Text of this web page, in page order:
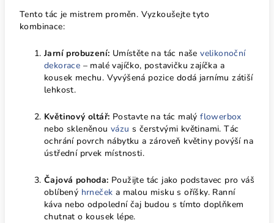
Tento tác je mistrem proměn. Vyzkoušejte tyto
kombinace:
Jarní probuzení: Umístěte na tác naševelikonoční
dekorace – malé vajíčko, postavičku zajíčka a
kousek mechu. Vyvýšená pozice dodá jarnímu zátiší
lehkost.
Květinový oltář: Postavte na tác malýflowerbox
nebo skleněnouvázu s čerstvými květinami. Tác
ochrání povrch nábytku a zároveň květiny povýší na
ústřední prvek místnosti.
Čajová pohoda: Použijte tác jako podstavec pro váš
oblíbený hrneček a malou misku s oříšky. Ranní
káva nebo odpolední čaj budou s tímto doplňkem
chutnat o kousek lépe.